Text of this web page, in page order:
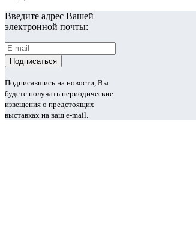
Введите адрес Вашей
электронной почты:
Подписавшись на новости, Вы
будете получать периодические
извещения о предстоящих
выставках на ваш e-mail.